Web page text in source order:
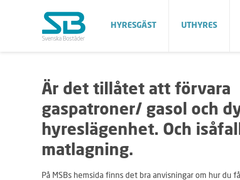
HYRESGÄST UTHYRES
Är det tillåtet att förvara
gaspatroner/ gasol och
hyreslägenhet. Och
matlagning.
På MSBs hemsida finns det bra anvisningar om hur du